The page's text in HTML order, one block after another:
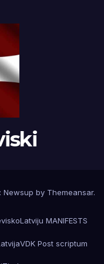
Newsup by Themeansar.
MANIFESTS
VDK Post scriptum